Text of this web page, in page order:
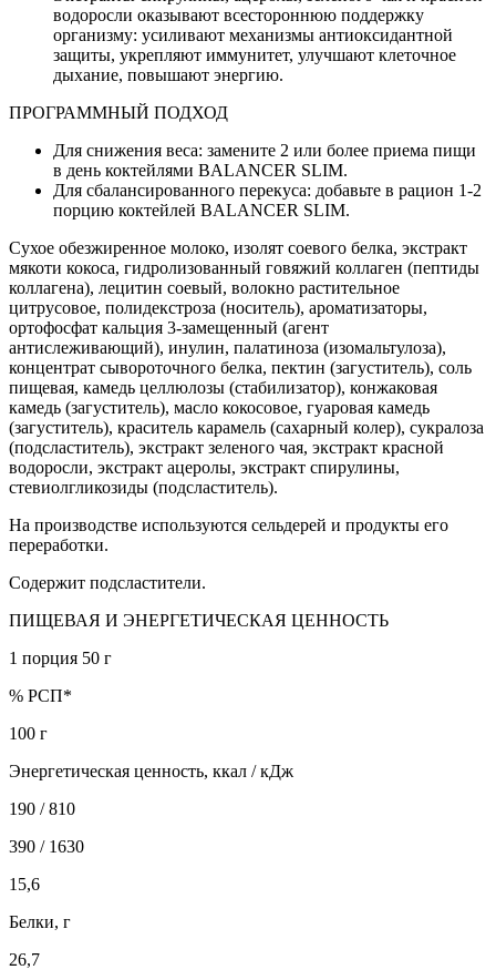
водоросли оказывают всестороннюю поддержку
организму: усиливают механизмы антиоксидантной
защиты, укрепляют иммунитет, улучшают клеточное
дыхание, повышают энергию.
ПРОГРАММНЫЙ ПОДХОД
Для снижения веса: замените 2 или более приема пищи
в день коктейлями BALANCER SLIM.
Для сбалансированного перекуса: добавьте в рацион 1-2
порцию коктейлей BALANCER SLIM.
Сухое обезжиренное молоко, изолят соевого белка, экстракт
мякоти кокоса, гидролизованный говяжий коллаген (пептиды
коллагена), лецитин соевый, волокно растительное
цитрусовое, полидекстроза (носитель), ароматизаторы,
ортофосфат кальция 3-замещенный (агент
антислеживающий), инулин, палатиноза (изомальтулоза),
концентрат сывороточного белка, пектин (загуститель), соль
пищевая, камедь целлюлозы (стабилизатор), конжаковая
камедь (загуститель), масло кокосовое, гуаровая камедь
(загуститель), краситель карамель (сахарный колер), сукралоза
(подсластитель), экстракт зеленого чая, экстракт красной
водоросли, экстракт ацеролы, экстракт спирулины,
стевиолгликозиды (подсластитель).
На производстве используются сельдерей и продукты его
переработки.
Содержит подсластители.
ПИЩЕВАЯ И ЭНЕРГЕТИЧЕСКАЯ ЦЕННОСТЬ
1 порция 50 г
% РСП*
100 г
Энергетическая ценность, ккал / кДж
190 / 810
390 / 1630
15,6
Белки, г
26,7